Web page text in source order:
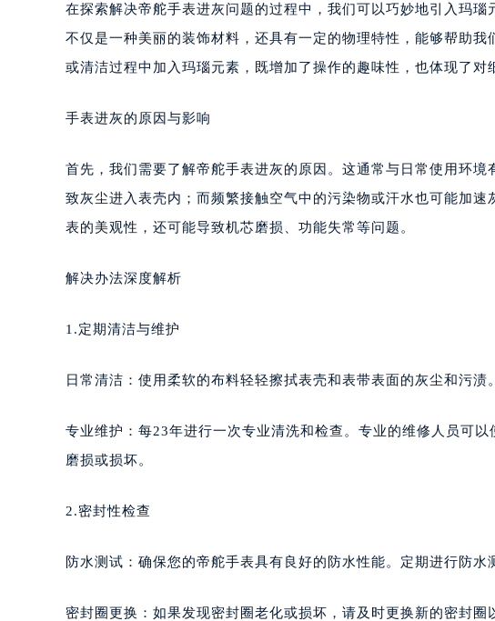
在探索解决帝舵手表进灰问题的过程中，我们可以巧妙地引入玛
不仅是一种美丽的装饰材料，还具有一定的物理特性，能够帮助
或清洁过程中加入玛瑙元素，既增加了操作的趣味性，也体现了对
手表进灰的原因与影响
首先，我们需要了解帝舵手表进灰的原因。这通常与日常使用环
致灰尘进入表壳内；而频繁接触空气中的污染物或汗水也可能加
表的美观性，还可能导致机芯磨损、功能失常等问题。
解决办法深度解析
1.定期清洁与维护
日常清洁：使用柔软的布料轻轻擦拭表壳和表带表面的灰尘和污渍
专业维护：每23年进行一次专业清洗和检查。专业的维修人员可
磨损或损坏。
2.密封性检查
防水测试：确保您的帝舵手表具有良好的防水性能。定期进行防水
密封圈更换：如果发现密封圈老化或损坏，请及时更换新的密封圈